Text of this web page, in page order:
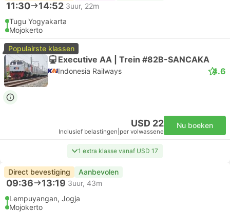
11:30 14:52 3uur, 22m
Tugu Yogyakarta
Mojokerto
Populairste klassen
Executive AA | Trein #82B-SANCAKA
Indonesia Railways 4.6
USD 22
Inclusief belastingen per volwassene
Nu boeken
1 extra klasse vanaf USD 17
Direct bevestiging Aanbevolen
09:36 13:19 3uur, 43m
Lempuyangan, Jogja
Mojokerto